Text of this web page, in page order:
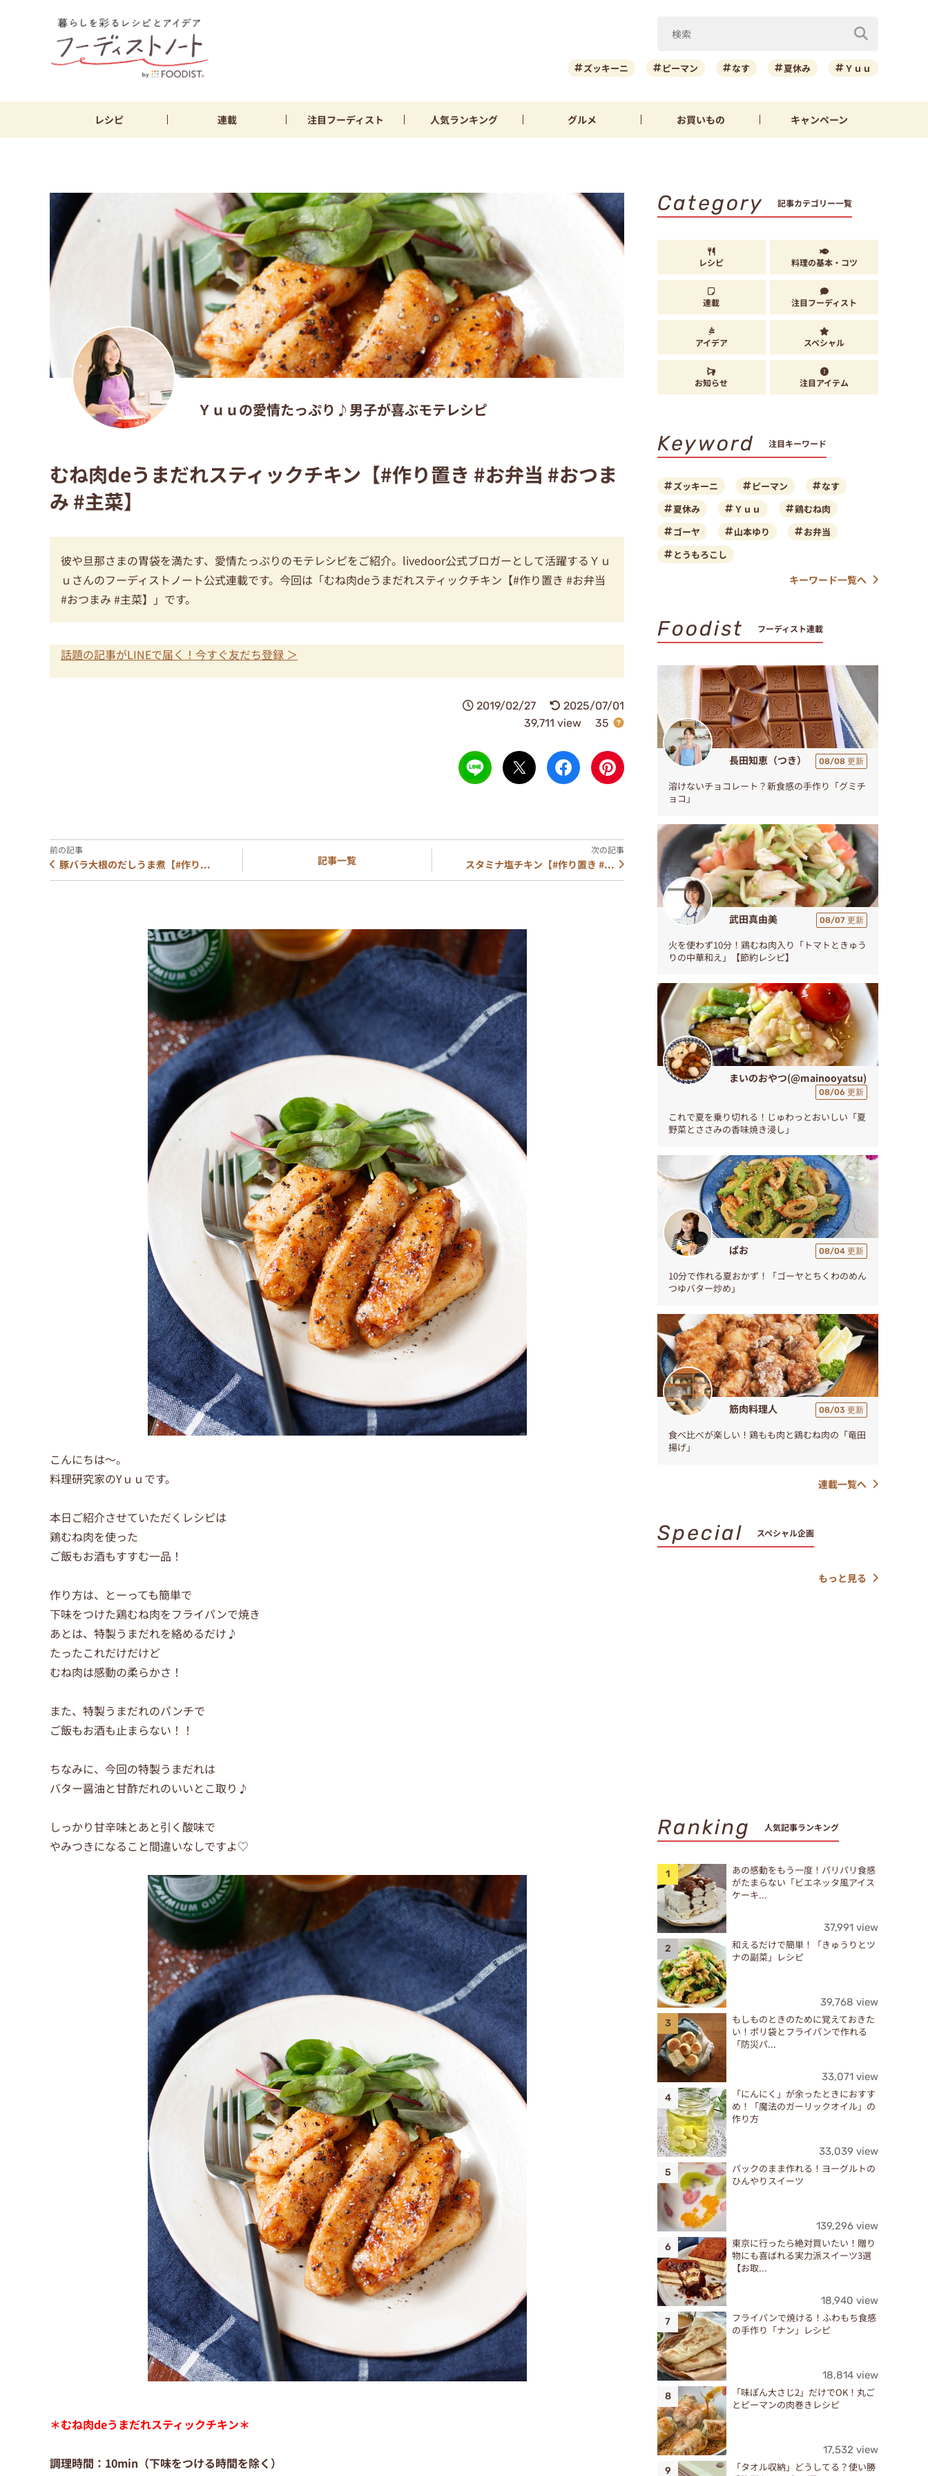
ズッキーニ ピーマン なす 夏休み Ｙｕｕ
レシピ 連載 注目フーディスト 人気ランキング グルメ お買いもの キャンペーン
Ｙｕｕの愛情たっぷり♪男子が喜ぶモテレシピ
むね肉deうまだれスティックチキン【#作り置き #お弁当 #おつま
み #主菜】
彼や旦那さまの胃袋を満たす、愛情たっぷりのモテレシピをご紹介。livedoor公式ブロガーとして活躍するＹｕ
ｕさんのフーディストノート公式連載です。今回は「むね肉deうまだれスティックチキン【#作り置き #お弁当
#おつまみ #主菜】」です。
話題の記事がLINEで届く！今すぐ友だち登録 ＞
2019/02/27
2025/07/01
39,711 view
35
豚バラ大根のだしうま煮【#作り... 記事一覧 スタミナ塩チキン【#作り置き #...
こんにちは〜。
料理研究家のYｕｕです。
本日ご紹介させていただくレシピは
鶏むね肉を使った
ご飯もお酒もすすむ一品！
作り方は、とーっても簡単で
下味をつけた鶏むね肉をフライパンで焼き
あとは、特製うまだれを絡めるだけ♪
たったこれだけだけど
むね肉は感動の柔らかさ！
また、特製うまだれのパンチで
ご飯もお酒も止まらない！！
ちなみに、今回の特製うまだれは
バター醤油と甘酢だれのいいとこ取り♪
しっかり甘辛味とあと引く酸味で
やみつきになること間違いなしですよ♡
＊むね肉deうまだれスティックチキン＊
調理時間：10min（下味をつける時間を除く）
Category 記事カテゴリー一覧
レシピ 料理の基本・コツ
連載 注目フーディスト
アイデア スペシャル
お知らせ 注目アイテム
Keyword 注目キーワード
ズッキーニ ピーマン
なす
夏休み
Ｙｕｕ
鶏むね肉
ゴーヤ
山本ゆり
お弁当
とうもろこし
キーワード一覧へ
Foodist フーディスト連載
長田知恵（つき） 08/08 更新
溶けないチョコレート？新食感の手作り「グミチ
ョコ」
武田真由美 08/07 更新
火を使わず10分！鶏むね肉入り「トマトときゅう
りの中華和え」【節約レシピ】
まいのおやつ(@mainooyatsu)
08/06 更新
これで夏を乗り切れる！じゅわっとおいしい「夏
野菜とささみの香味焼き浸し」
ぱお 08/04 更新
10分で作れる夏おかず！「ゴーヤとちくわのめん
つゆバター炒め」
筋肉料理人 08/03 更新
食べ比べが楽しい！鶏もも肉と鶏むね肉の「竜田
揚げ」
連載一覧へ
Special スペシャル企画
もっと見る
Ranking 人気記事ランキング
あの感動をもう一度！パリパリ食感
がたまらない「ビエネッタ風アイス
ケーキ...
37,991 view
和えるだけで簡単！「きゅうりとツ
ナの副菜」レシピ
39,768 view
もしものときのために覚えておきた
い！ポリ袋とフライパンで作れる
「防災パ...
33,071 view
「にんにく」が余ったときにおすす
め！「魔法のガーリックオイル」の
作り方
33,039 view
パックのまま作れる！ヨーグルトの
ひんやりスイーツ
139,296 view
東京に行ったら絶対買いたい！贈り
物にも喜ばれる実力派スイーツ3選
【お取...
18,940 view
フライパンで焼ける！ふわもち食感
の手作り「ナン」レシピ
18,814 view
「味ぽん大さじ2」だけでOK！丸ご
とピーマンの肉巻きレシピ
17,532 view
「タオル収納」どうしてる？使い勝